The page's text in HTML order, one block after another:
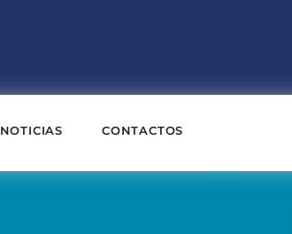
NOTICIAS CONTACTOS